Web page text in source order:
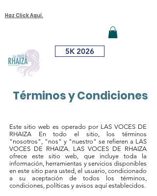
5K 2026
Haz Click Aquí.
Términos y Condiciones
Este sitio web es operado por LAS VOCES DE
RHAIZA En todo el sitio, los términos
"nosotros", "nos" y "nuestro" se refieren a LAS
VOCES DE RHAIZA. LAS VOCES DE RHAIZA
ofrece este sitio web, que incluye toda la
información, herramientas y servicios disponibles
en este sitio para usted, el usuario, condicionado
a su aceptación de todos los términos,
condiciones, políticas y avisos aquí establecidos.